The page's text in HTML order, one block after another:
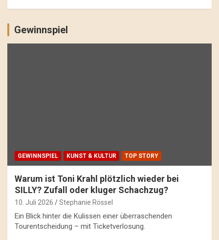
Gewinnspiel
GEWINNSPIEL KUNST & KULTUR TOP STORY
Warum ist Toni Krahl plötzlich wieder bei
SILLY? Zufall oder kluger Schachzug?
10. Juli 2026 Stephanie Rössel
Ein Blick hinter die Kulissen einer überraschenden
Tourentscheidung – mit Ticketverlosung.